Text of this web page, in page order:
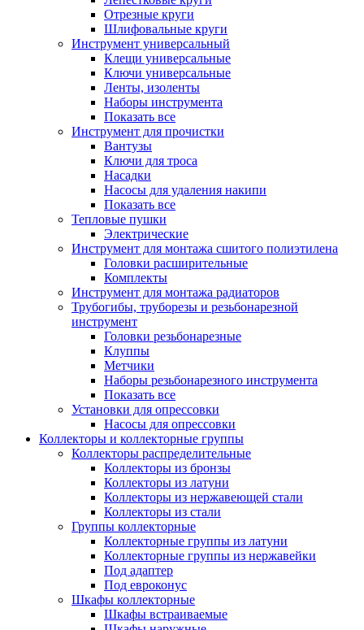
Отрезные круги
Шлифовальные круги
Инструмент универсальный
Клещи универсальные
Ключи универсальные
Ленты, изоленты
Наборы инструмента
Показать все
Инструмент для прочистки
Вантузы
Ключи для троса
Насадки
Насосы для удаления накипи
Показать все
Тепловые пушки
Электрические
Инструмент для монтажа сшитого полиэтилена
Головки расширительные
Комплекты
Инструмент для монтажа радиаторов
Трубогибы, труборезы и резьбонарезной
инструмент
Головки резьбонарезные
Клуппы
Метчики
Наборы резьбонарезного инструмента
Показать все
Установки для опрессовки
Насосы для опрессовки
Коллекторы и коллекторные группы
Коллекторы распределительные
Коллекторы из бронзы
Коллекторы из латуни
Коллекторы из нержавеющей стали
Коллекторы из стали
Группы коллекторные
Коллекторные группы из латуни
Коллекторные группы из нержавейки
Под адаптер
Под евроконус
Шкафы коллекторные
Шкафы встраиваемые